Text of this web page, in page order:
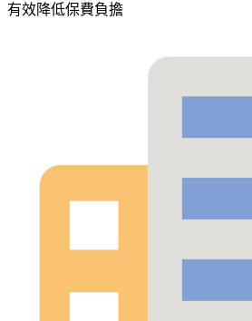
有效降低保費負擔